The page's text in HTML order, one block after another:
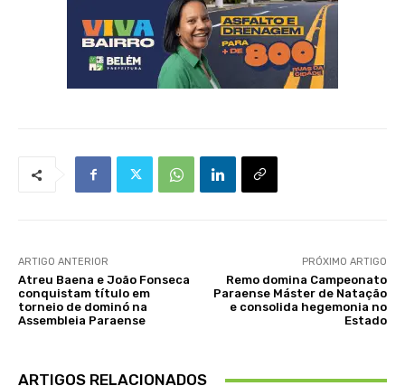
ARTIGO ANTERIOR
Atreu Baena e João Fonseca
conquistam título em
torneio de dominó na
Assembleia Paraense
PRÓXIMO ARTIGO
Remo domina Campeonato
Paraense Máster de Natação
e consolida hegemonia no
Estado
ARTIGOS RELACIONADOS